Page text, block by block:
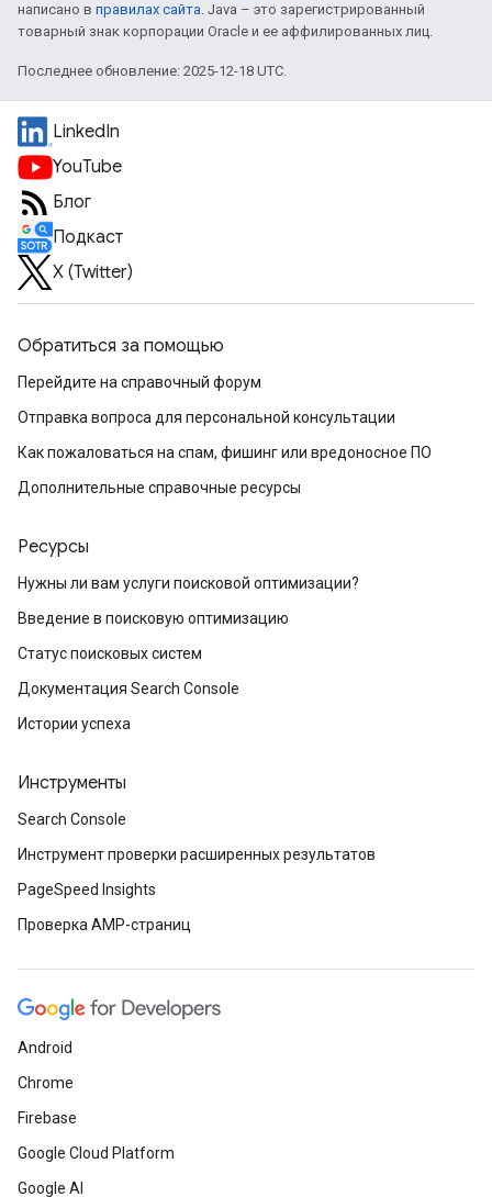
написано в правилах сайта. Java – это зарегистрированный
товарный знак корпорации Oracle и ее аффилированных лиц.
Последнее обновление: 2025-12-18 UTC.
LinkedIn
YouTube
Блог
Подкаст
X (Twitter)
Обратиться за помощью
Перейдите на справочный форум
Отправка вопроса для персональной консультации
Как пожаловаться на спам, фишинг или вредоносное ПО
Дополнительные справочные ресурсы
Ресурсы
Нужны ли вам услуги поисковой оптимизации?
Введение в поисковую оптимизацию
Статус поисковых систем
Документация Search Console
Истории успеха
Инструменты
Search Console
Инструмент проверки расширенных результатов
PageSpeed Insights
Проверка AMP-страниц
Android
Chrome
Firebase
Google Cloud Platform
Google AI